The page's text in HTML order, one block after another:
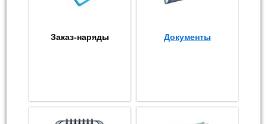
Заказ-наряды Документы